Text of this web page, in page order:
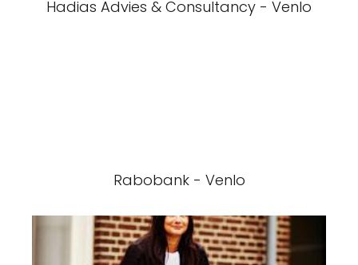
Hadias Advies & Consultancy - Venlo
Rabobank - Venlo